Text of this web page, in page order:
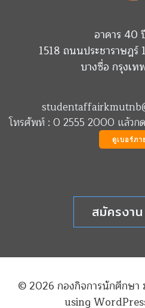
อาคาร 40
1518 ถนนประชาราษฎร์
บางซื่อ กรุงเ
โทรศัพท์ : 0 2555 2000 แล้วก
ดูเบอร์ภา
สมัครงา
© 2026 กองกิจการนักศึกษ
using